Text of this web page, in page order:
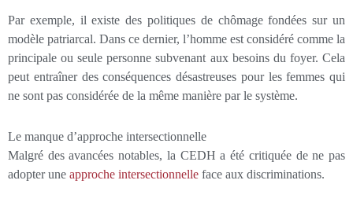
Par exemple, il existe des politiques de chômage fondées sur un
modèle patriarcal. Dans ce dernier, l’homme est considéré comme la
principale ou seule personne subvenant aux besoins du foyer. Cela
peut entraîner des conséquences désastreuses pour les femmes qui
ne sont pas considérée de la même manière par le système.
Le manque d’approche intersectionnelle
Malgré des avancées notables, la CEDH a été critiquée de ne pas
adopter une approche intersectionnelle face aux discriminations.